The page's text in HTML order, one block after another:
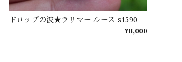
ドロップの波★ラリマー ルース s1590
¥8,000